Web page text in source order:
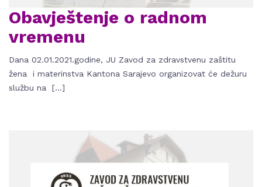
Obavještenje o radnom
vremenu
Dana 02.01.2021.godine, JU Zavod za zdravstvenu zaštitu
žena i materinstva Kantona Sarajevo organizovat će dežuru
službu na […]